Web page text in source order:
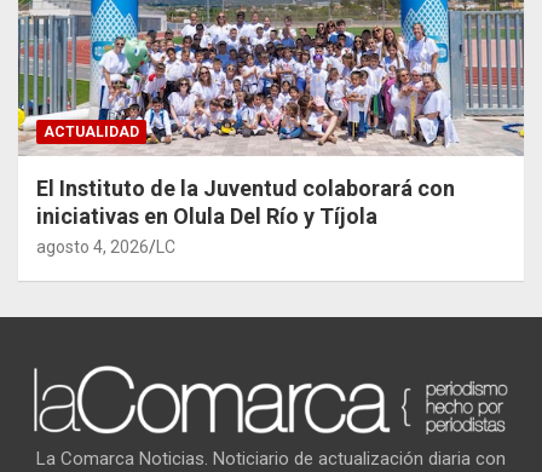
ACTUALIDAD
El Instituto de la Juventud colaborará con
iniciativas en Olula Del Río y Tíjola
agosto 4, 2026 LC
La Comarca Noticias. Noticiario de actualización diaria con